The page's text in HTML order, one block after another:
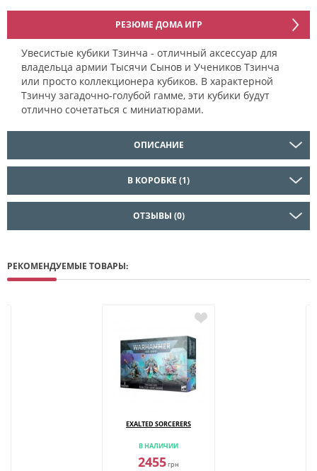
РЕЗЮМЕ ДОМА ИГР
Увесистые кубики Тзинча - отличный аксессуар для
владельца армии Тысячи Сынов и Учеников Тзинча
или просто коллекционера кубиков. В характерной
Тзинчу загадочно-голубой гамме, эти кубики будут
отлично сочетаться с миниатюрами.
ОПИСАНИЕ
В КОРОБКЕ (1)
ОТЗЫВЫ (0)
РЕКОМЕНДУЕМЫЕ ТОВАРЫ:
EXALTED SORCERERS
В НАЛИЧИИ
2455грн